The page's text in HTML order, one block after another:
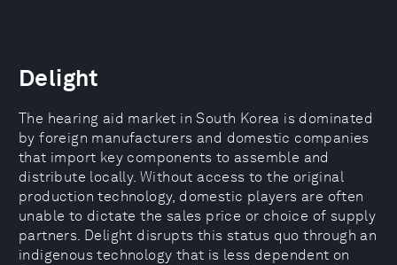
Delight
The hearing aid market in South Korea is dominated
by foreign manufacturers and domestic companies
that import key components to assemble and
distribute locally. Without access to the original
production technology, domestic players are often
unable to dictate the sales price or choice of supply
partners. Delight disrupts this status quo through an
indigenous technology that is less dependent on